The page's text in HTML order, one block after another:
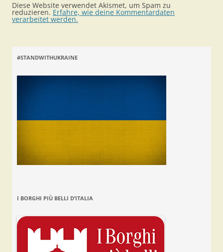
Diese Website verwendet Akismet, um Spam zu
reduzieren. Erfahre, wie deine Kommentardaten
verarbeitet werden.
#STANDWITHUKRAINE
I BORGHI PIÙ BELLI D’ITALIA